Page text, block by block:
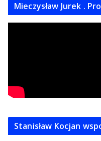
Mieczysław Jurek .
Stanisław Kocjan